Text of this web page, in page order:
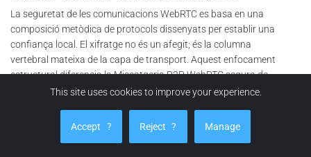
La seguretat de les comunicacions WebRTC es basa en una
composició metòdica de protocols dissenyats per establir una
confiança local. El xifratge no és un afegit; és la columna
vertebral mateixa de la capa de transport. Aquest enfocament
estructural diferencia la Missatgeria P2P WebRTC segura de
les plataformes de xat tradicionals, on el servei actua sovint
claus mai no surten dels parells
This site uses cookies to improve your experience.
Accept ? Reject ? Manage